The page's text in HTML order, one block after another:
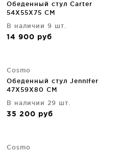
Обеденный стул Carter
54X55X75 CM
В наличии 9 шт.
14 900 руб
Cosmo
Обеденный стул Jennifer
47X59X80 СM
В наличии 29 шт.
35 200 руб
Cosmo